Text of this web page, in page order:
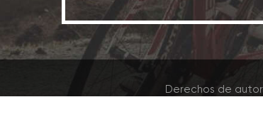
Derechos de